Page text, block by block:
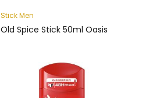
Stick Men
Old Spice Stick 50ml Oasis